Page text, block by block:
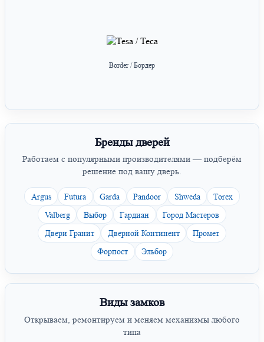
Border / Бордер
Бренды дверей
Работаем с популярными производителями — подберём
решение под вашу дверь.
Argus Futura Garda Pandoor Shweda
Torex
Valberg
Выбор Гардиан
Город Мастеров
Двери Гранит
Дверной Континент
Промет
Форпост
Эльбор
Виды замков
Открываем, ремонтируем и меняем механизмы любого
типа